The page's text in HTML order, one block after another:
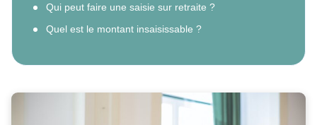
Qui peut faire une saisie sur retraite ?
Quel est le montant insaisissable ?